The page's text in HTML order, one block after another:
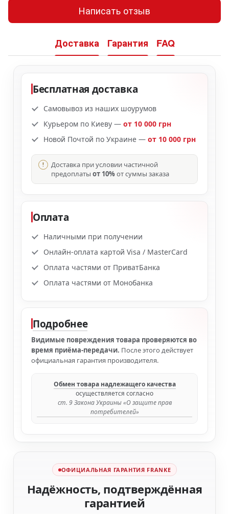
Написать отзыв
Доставка Гарантия FAQ
Бесплатная доставка
Самовывоз из наших шоурумов
Курьером по Киеву — от 10 000 грн
Новой Почтой по Украине — от 10 000 грн
Доставка при условии частичной
предоплаты от 10%от суммы заказа
Оплата
Наличными при получении
Онлайн-оплата картой Visa / MasterCard
Оплата частями от ПриватБанка
Оплата частями от Монобанка
Подробнее
Видимые повреждения товара проверяются во
время приёма-передачи. После этого действует
официальная гарантия производителя.
Обмен товара надлежащего качества
осуществляется согласно
ст. 9 Закона Украины «О защите прав
потребителей»
ОФИЦИАЛЬНАЯ ГАРАНТИЯ FRANKE
Надёжность, подтверждённая
гарантией